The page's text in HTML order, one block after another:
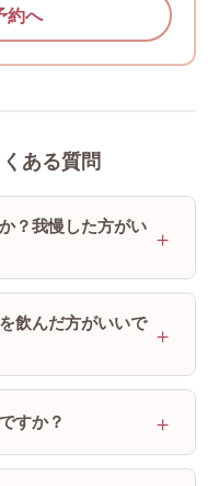
約へ
ある質問
？我慢した方がい ＋
飲んだ方がいいで ＋
すか？ ＋